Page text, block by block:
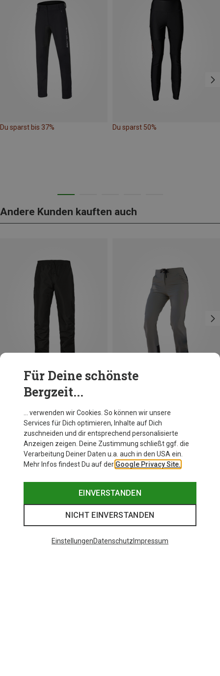
Du sparst bis 37% Du sparst 50%
Andere Kunden kauften auch
Du sparst 10%
Für Deine schönste
Bergzeit...
… verwenden wir Cookies. So können wir unsere
Services für Dich optimieren, Inhalte auf Dich
zuschneiden und dir entsprechend personalisierte
Anzeigen zeigen. Deine Zustimmung schließt ggf. die
Verarbeitung Deiner Daten u.a. auch in den USA ein.
Mehr Infos findest Du auf der Google Privacy Site.
EINVERSTANDEN
NICHT EINVERSTANDEN
EinstellungenDatenschutz Impressum